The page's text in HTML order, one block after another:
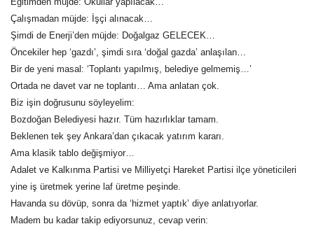
Çalışmadan müjde: İşçi alınacak…
Şimdi de Enerji’den müjde: Doğalgaz GELECEK…
Öncekiler hep ‘gazdı’, şimdi sıra ‘doğal gazda’ anlaşılan…
Bir de yeni masal: ‘Toplantı yapılmış, belediye gelmemiş…’
Ortada ne davet var ne toplantı… Ama anlatan çok.
Biz işin doğrusunu söyleyelim:
Bozdoğan Belediyesi hazır. Tüm hazırlıklar tamam.
Beklenen tek şey Ankara’dan çıkacak yatırım kararı.
Ama klasik tablo değişmiyor…
Adalet ve Kalkınma Partisi ve Milliyetçi Hareket Partisi ilçe yöneticileri
yine iş üretmek yerine laf üretme peşinde.
Havanda su dövüp, sonra da ‘hizmet yaptık’ diye anlatıyorlar.
Madem bu kadar takip ediyorsunuz, cevap verin: